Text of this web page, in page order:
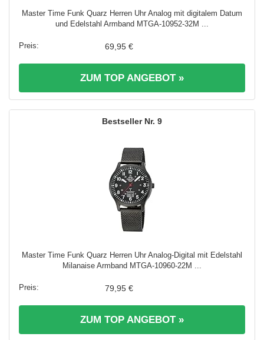
Master Time Funk Quarz Herren Uhr Analog mit digitalem Datum
und Edelstahl Armband MTGA-10952-32M ...
69,95 €
ZUM TOP ANGEBOT »
9
Master Time Funk Quarz Herren Uhr Analog-Digital mit Edelstahl
Milanaise Armband MTGA-10960-22M ...
79,95 €
ZUM TOP ANGEBOT »